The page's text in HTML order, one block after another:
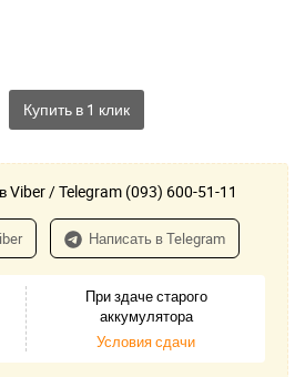
Viber / Telegram (093) 600-51-11
Написать в Telegram
При здаче старого
аккумулятора
Условия сдачи